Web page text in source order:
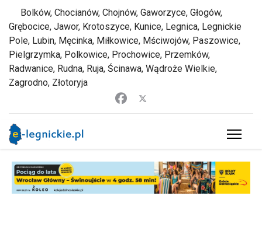
Bolków, Chocianów, Chojnów, Gaworzyce, Głogów,
Grębocice, Jawor, Krotoszyce, Kunice, Legnica, Legnickie
Pole, Lubin, Męcinka, Miłkowice, Mściwojów, Paszowice,
Pielgrzymka, Polkowice, Prochowice, Przemków,
Radwanice, Rudna, Ruja, Ścinawa, Wądroże Wielkie,
Zagrodno, Złotoryja